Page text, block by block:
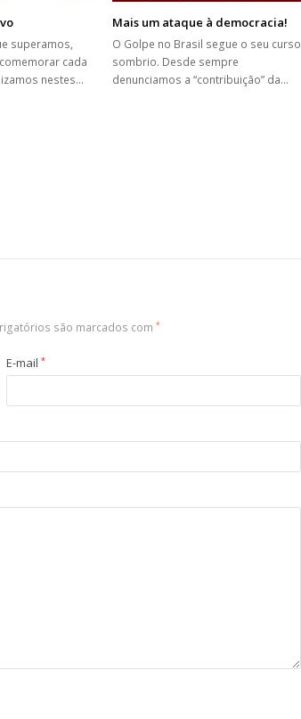
superamos,
cada
nestes…
Mais um ataque à democracia!
O Golpe no Brasil segue o seu curso
sombrio. Desde sempre
denunciamos a “contribuição” da…
são marcados com *
E-mail *